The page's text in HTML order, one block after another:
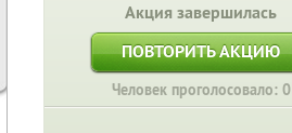
Акция завершилась
ПОВТОРИТЬ АКЦИЮ
Человек проголосовало: 0